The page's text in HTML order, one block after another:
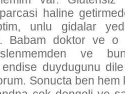
haline
unlu gidalar
Babam doktor ve o
ve
duydugunu
Sonucta ben hem